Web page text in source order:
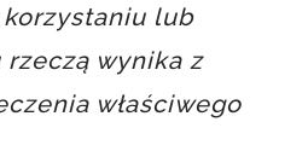
lub
wynika z
właściwego